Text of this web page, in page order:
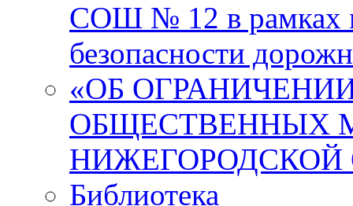
СОШ № 12 в рамках
безопасности
«ОБ
ОБЩЕСТВЕННЫХ
НИЖЕГОРОДСКОЙ
Библиотека